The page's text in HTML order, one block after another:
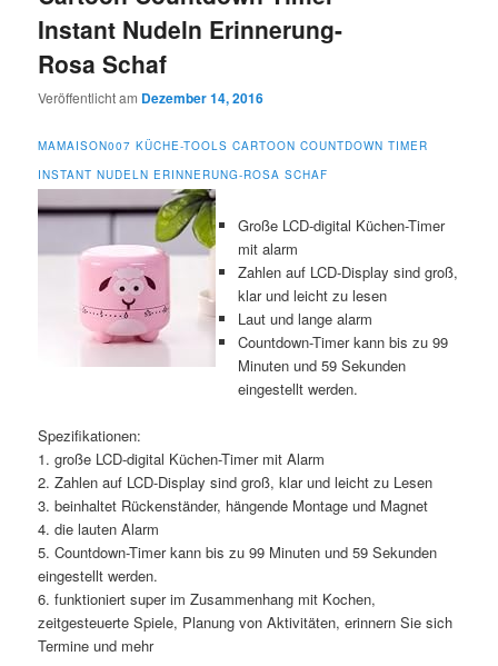
Instant Nudeln Erinnerung-
Rosa Schaf
Veröffentlicht am Dezember 14, 2016
MAMAISON007 KÜCHE-TOOLS CARTOON COUNTDOWN TIMER
INSTANT NUDELN ERINNERUNG-ROSA SCHAF
Große LCD-digital Küchen-Timer
mit alarm
Zahlen auf LCD-Display sind groß,
klar und leicht zu lesen
Laut und lange alarm
Countdown-Timer kann bis zu 99
Minuten und 59 Sekunden
eingestellt werden.
Spezifikationen:
1. große LCD-digital Küchen-Timer mit Alarm
2. Zahlen auf LCD-Display sind groß, klar und leicht zu Lesen
3. beinhaltet Rückenständer, hängende Montage und Magnet
4. die lauten Alarm
5. Countdown-Timer kann bis zu 99 Minuten und 59 Sekunden
eingestellt werden.
6. funktioniert super im Zusammenhang mit Kochen,
zeitgesteuerte Spiele, Planung von Aktivitäten, erinnern Sie sich
Termine und mehr